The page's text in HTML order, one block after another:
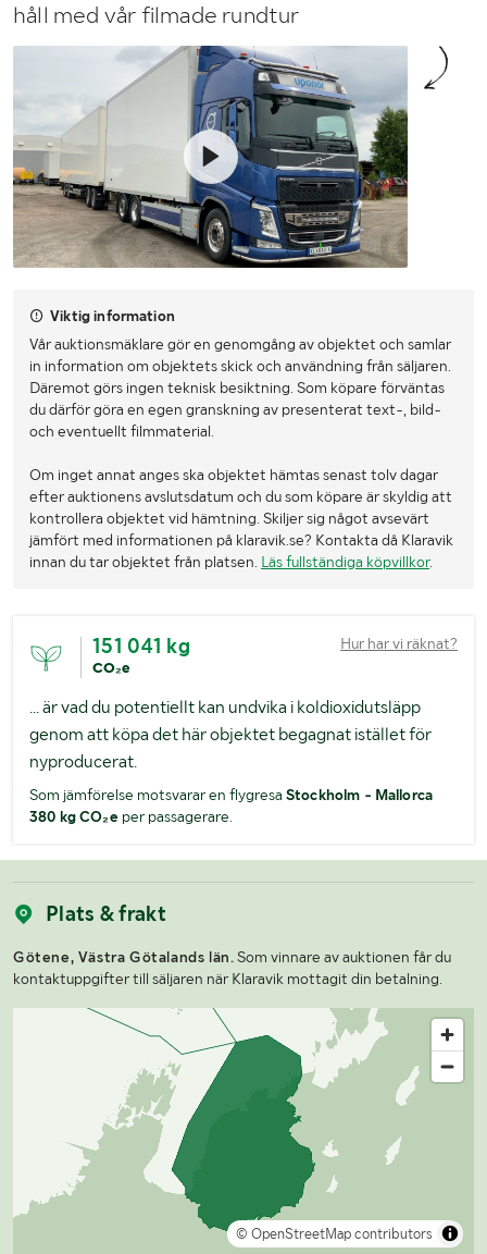
håll med vår filmade rundtur
Viktig information
Vår auktionsmäklare gör en genomgång av objektet och samlar
in information om objektets skick och användning från säljaren.
Däremot görs ingen teknisk besiktning. Som köpare förväntas
du därför göra en egen granskning av presenterat text-, bild-
och eventuellt filmmaterial.
Om inget annat anges ska objektet hämtas senast tolv dagar
efter auktionens avslutsdatum och du som köpare är skyldig att
kontrollera objektet vid hämtning. Skiljer sig något avsevärt
jämfört med informationen på klaravik.se? Kontakta då Klaravik
innan du tar objektet från platsen. Läs fullständiga köpvillkor.
151 041 kg
CO₂e
Hur har vi räknat?
... är vad du potentiellt kan undvika i koldioxidutsläpp
genom att köpa det här objektet begagnat istället för
nyproducerat.
Som jämförelse motsvarar en flygresa Stockholm - Mallorca
380 kg CO₂eper passagerare.
Plats & frakt
Götene, Västra Götalands län.Som vinnare av auktionen får du
kontaktuppgifter till säljaren när Klaravik mottagit din betalning.
© OpenStreetMap contributors